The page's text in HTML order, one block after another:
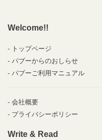
Welcome!!
トップページ
パブーからのおしらせ
パブーご利用マニュアル
会社概要
プライバシーポリシー
Write & Read